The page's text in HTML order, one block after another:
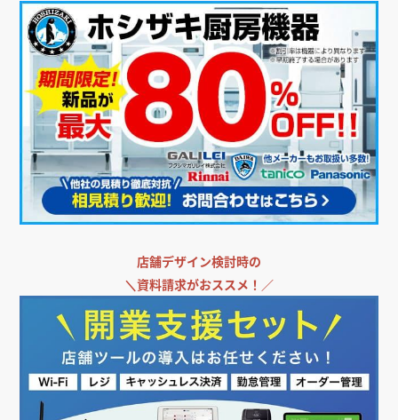
店舗デザイン検討時の
＼資料請求がおススメ！／